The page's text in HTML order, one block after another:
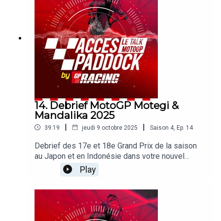
Ducati ou encore les performances des Français.
Sans oublier les sujets brulants qui agitent le
paddock !
14. Debrief MotoGP Motegi &
Mandalika 2025
39:19 | jeudi 9 octobre 2025 | Saison 4, Ep. 14
Debrief des 17e et 18e Grand Prix de la saison
au Japon et en Indonésie dans votre nouvel
épisode d'Accès Paddock grâce nos reporters
sur les Grands Prix Michel Turco et Alexis
de Marc Marquez à Motegi avant sa blessure une
semaine plus tard à Mandalika ! On revient
également sur les montagnes russes de Pecco
Play